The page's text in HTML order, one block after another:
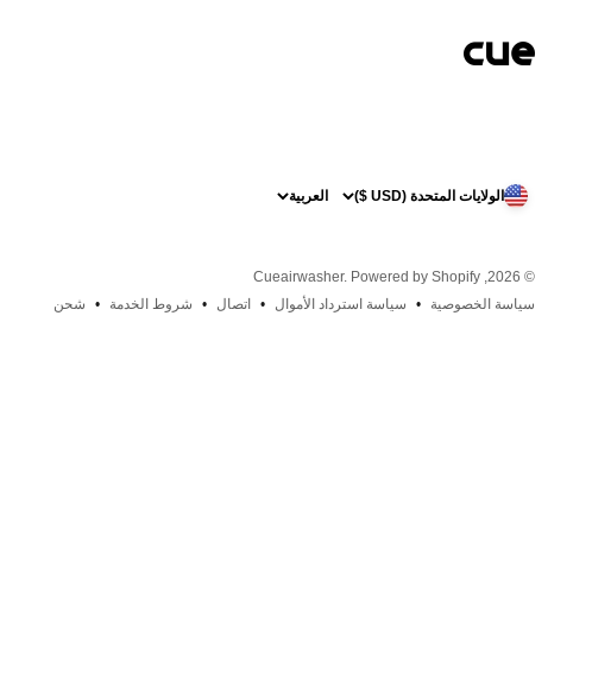
Cueairwasher
الولايات المتحدة (USD $) العربية
© 2026, Cueairwasher.
Powered by Shopify
سياسة الخصوصية
سياسة استرداد الأموال اتصال شروط الخدمة شحن